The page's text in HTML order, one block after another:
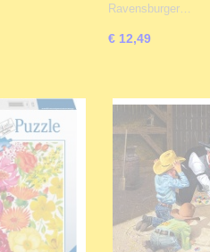
stukjes
Ravensburger…
€ 12,49